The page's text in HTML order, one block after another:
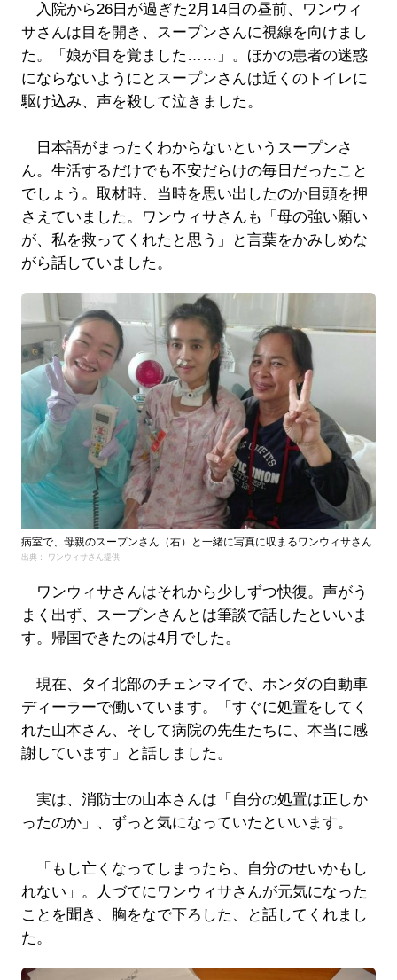
入院から26日が過ぎた2月14日の昼前、ワンウィ
サさんは目を開き、スープンさんに視線を向けまし
た。「娘が目を覚ました……」。ほかの患者の迷惑
にならないようにとスープンさんは近くのトイレに
駆け込み、声を殺して泣きました。
日本語がまったくわからないというスープンさ
ん。生活するだけでも不安だらけの毎日だったこと
でしょう。取材時、当時を思い出したのか目頭を押
さえていました。ワンウィサさんも「母の強い願い
が、私を救ってくれたと思う」と言葉をかみしめな
がら話していました。
病室で、母親のスープンさん（右）と一緒に写真に収まるワンウィサさん
出典： ワンウィサさん提供
ワンウィサさんはそれから少しずつ快復。声がう
まく出ず、スープンさんとは筆談で話したといいま
す。帰国できたのは4月でした。
現在、タイ北部のチェンマイで、ホンダの自動車
ディーラーで働いています。「すぐに処置をしてく
れた山本さん、そして病院の先生たちに、本当に感
謝しています」と話しました。
実は、消防士の山本さんは「自分の処置は正しか
ったのか」、ずっと気になっていたといいます。
「もし亡くなってしまったら、自分のせいかもし
れない」。人づてにワンウィサさんが元気になった
ことを聞き、胸をなで下ろした、と話してくれまし
た。